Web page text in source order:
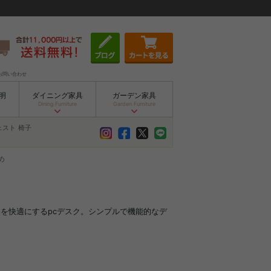
問い合わせ
ダイニング家具
Dining Furniture
ガーデン家具
Garden Furniture
スト 椅子
快適にするpcデスク。シンプルで機能的なデ